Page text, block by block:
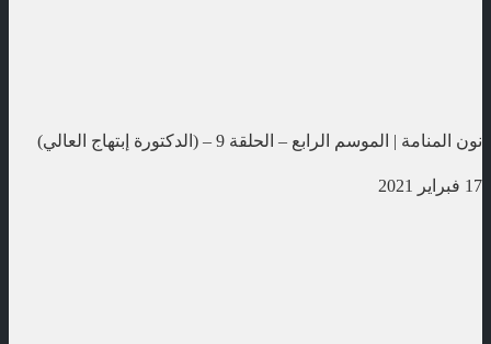
نون المنامة | الموسم الرابع – الحلقة 9 – (الدكتورة إبتهاج العالي)
17 فبراير 2021